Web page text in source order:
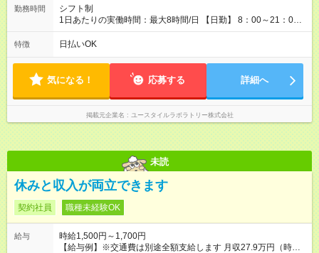
と同じです。 給与：月給 254,700円 ～ 343,700円
勤務時間
シフト制
1日あたりの実働時間：最大8時間/日 【日勤】 8：00～21：00
＊＊ 勤務時間例 ＊＊ ■8時から17時 ■9時から18時 ■10時か
ら19時 など ※上記の時間内で8時間勤務（休憩1時間）ご利用
（希望休あり）
特徴 日払いOK
気になる！ 応募する 詳細へ
掲載元企業名 ユースタイルラボラトリー株式会社
未読
休みと収入が両立できます
契約社員 職種未経験OK
給与
時給1,500円～1,700円
【給与例】※交通費は別途全額支給します 月収27.9万円（時給